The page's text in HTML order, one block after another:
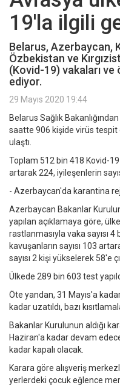
19'la ilgili
Belarus, Azerbaycan,
Özbekistan ve
(Kovid-19) vakaları
ediyor.
29 Mayıs 2020 19:44
Belarus Sağlık
saatte 906 kişide virüs tespit
ulaştı.
Toplam 512 bin 418 Kovid-19
artarak 224, iyileşenlerin
- Azerbaycan'da karantina
Azerbaycan Bakanlar
yapılan açıklamaya göre,
rastlanmasıyla vaka sayısı 4
kavuşanların sayısı 103
sayısı 2 kişi yükselerek 58'e
Ülkede 289 bin 603 test
Öte yandan, 31 Mayıs'a
kadar uzatıldı, bazı
Bakanlar Kurulunun aldığı
Haziran'a kadar devam
kadar kapalı olacak.
Karara göre alışveriş
yerlerdeki çocuk eğlence